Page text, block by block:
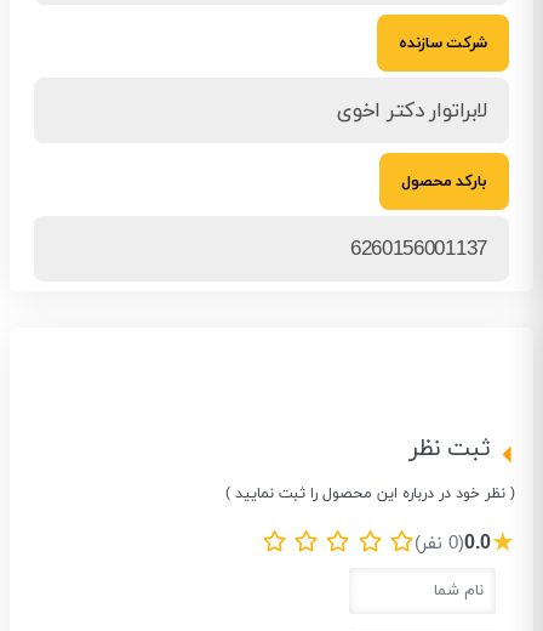
شرکت سازنده
لابراتوار دکتر اخوی
بارکد محصول
6260156001137
ثبت نظر
( نظر خود در درباره این محصول را ثبت نمایید )
★
0.0(0 نفر)